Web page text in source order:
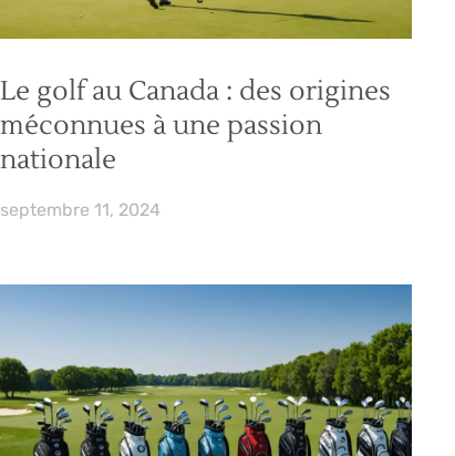
Le golf au Canada : des origines
méconnues à une passion
nationale
septembre 11, 2024